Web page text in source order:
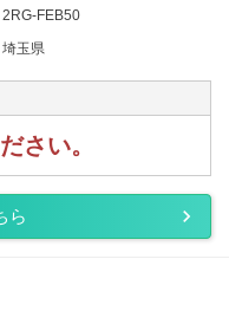
2RG-FEB50
埼玉県
さい。
ら